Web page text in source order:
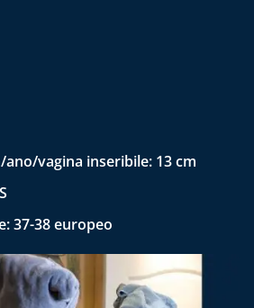
ano/vagina inseribile: 13 cm
37-38 europeo